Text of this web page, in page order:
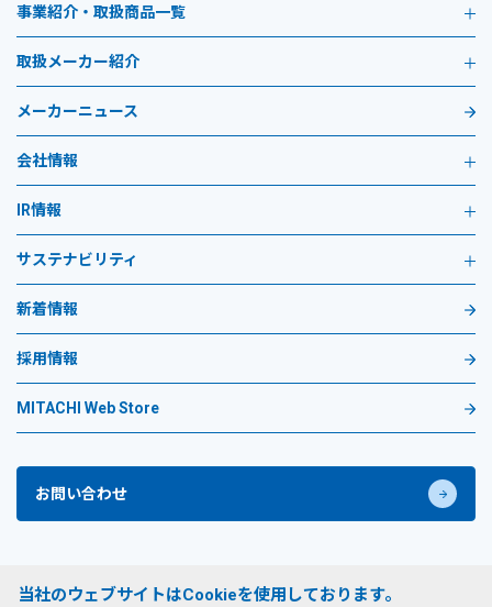
事業紹介・取扱商品一覧
取扱メーカー紹介
メーカーニュース
会社情報
IR情報
サステナビリティ
新着情報
採用情報
MITACHI Web Store
お問い合わせ
当社のウェブサイトはCookieを使用しております。